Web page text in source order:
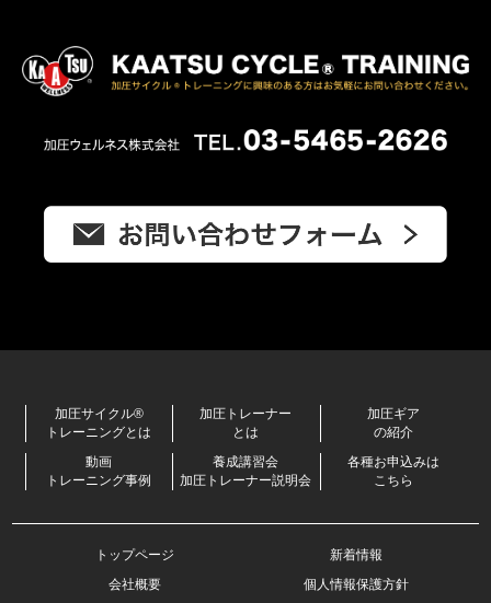
加圧サイクル®
トレーニングとは
加圧トレーナー
とは
加圧ギア
の紹介
動画
トレーニング事例
養成講習会
加圧トレーナー説明会
各種お申込みは
こちら
トップページ
新着情報
会社概要
個人情報保護方針